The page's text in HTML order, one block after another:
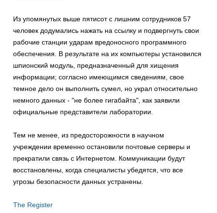
Из упомянутых выше пятисот с лишним сотрудников 57
человек додумались нажать на ссылку и подвергнуть свои
рабочие станции ударам вредоносного программного
обеспечения. В результате на их компьютеры установился
шпионский модуль, предназначенный для хищения
информации; согласно имеющимся сведениям, свое
темное дело он выполнить сумел, но украл относительно
немного данных - "не более гигабайта", как заявили
официальные представители лаборатории.
Тем не менее, из предосторожности в научном
учреждении временно остановили почтовые серверы и
прекратили связь с Интернетом. Коммуникации будут
восстановлены, когда специалисты убедятся, что все
угрозы безопасности данных устранены.
The Register